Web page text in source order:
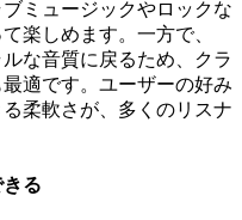
ミュージックやロックな
楽しめます。一方で、
な音質に戻るため、クラ
適です。ユーザーの好み
柔軟さが、多くのリスナ
る